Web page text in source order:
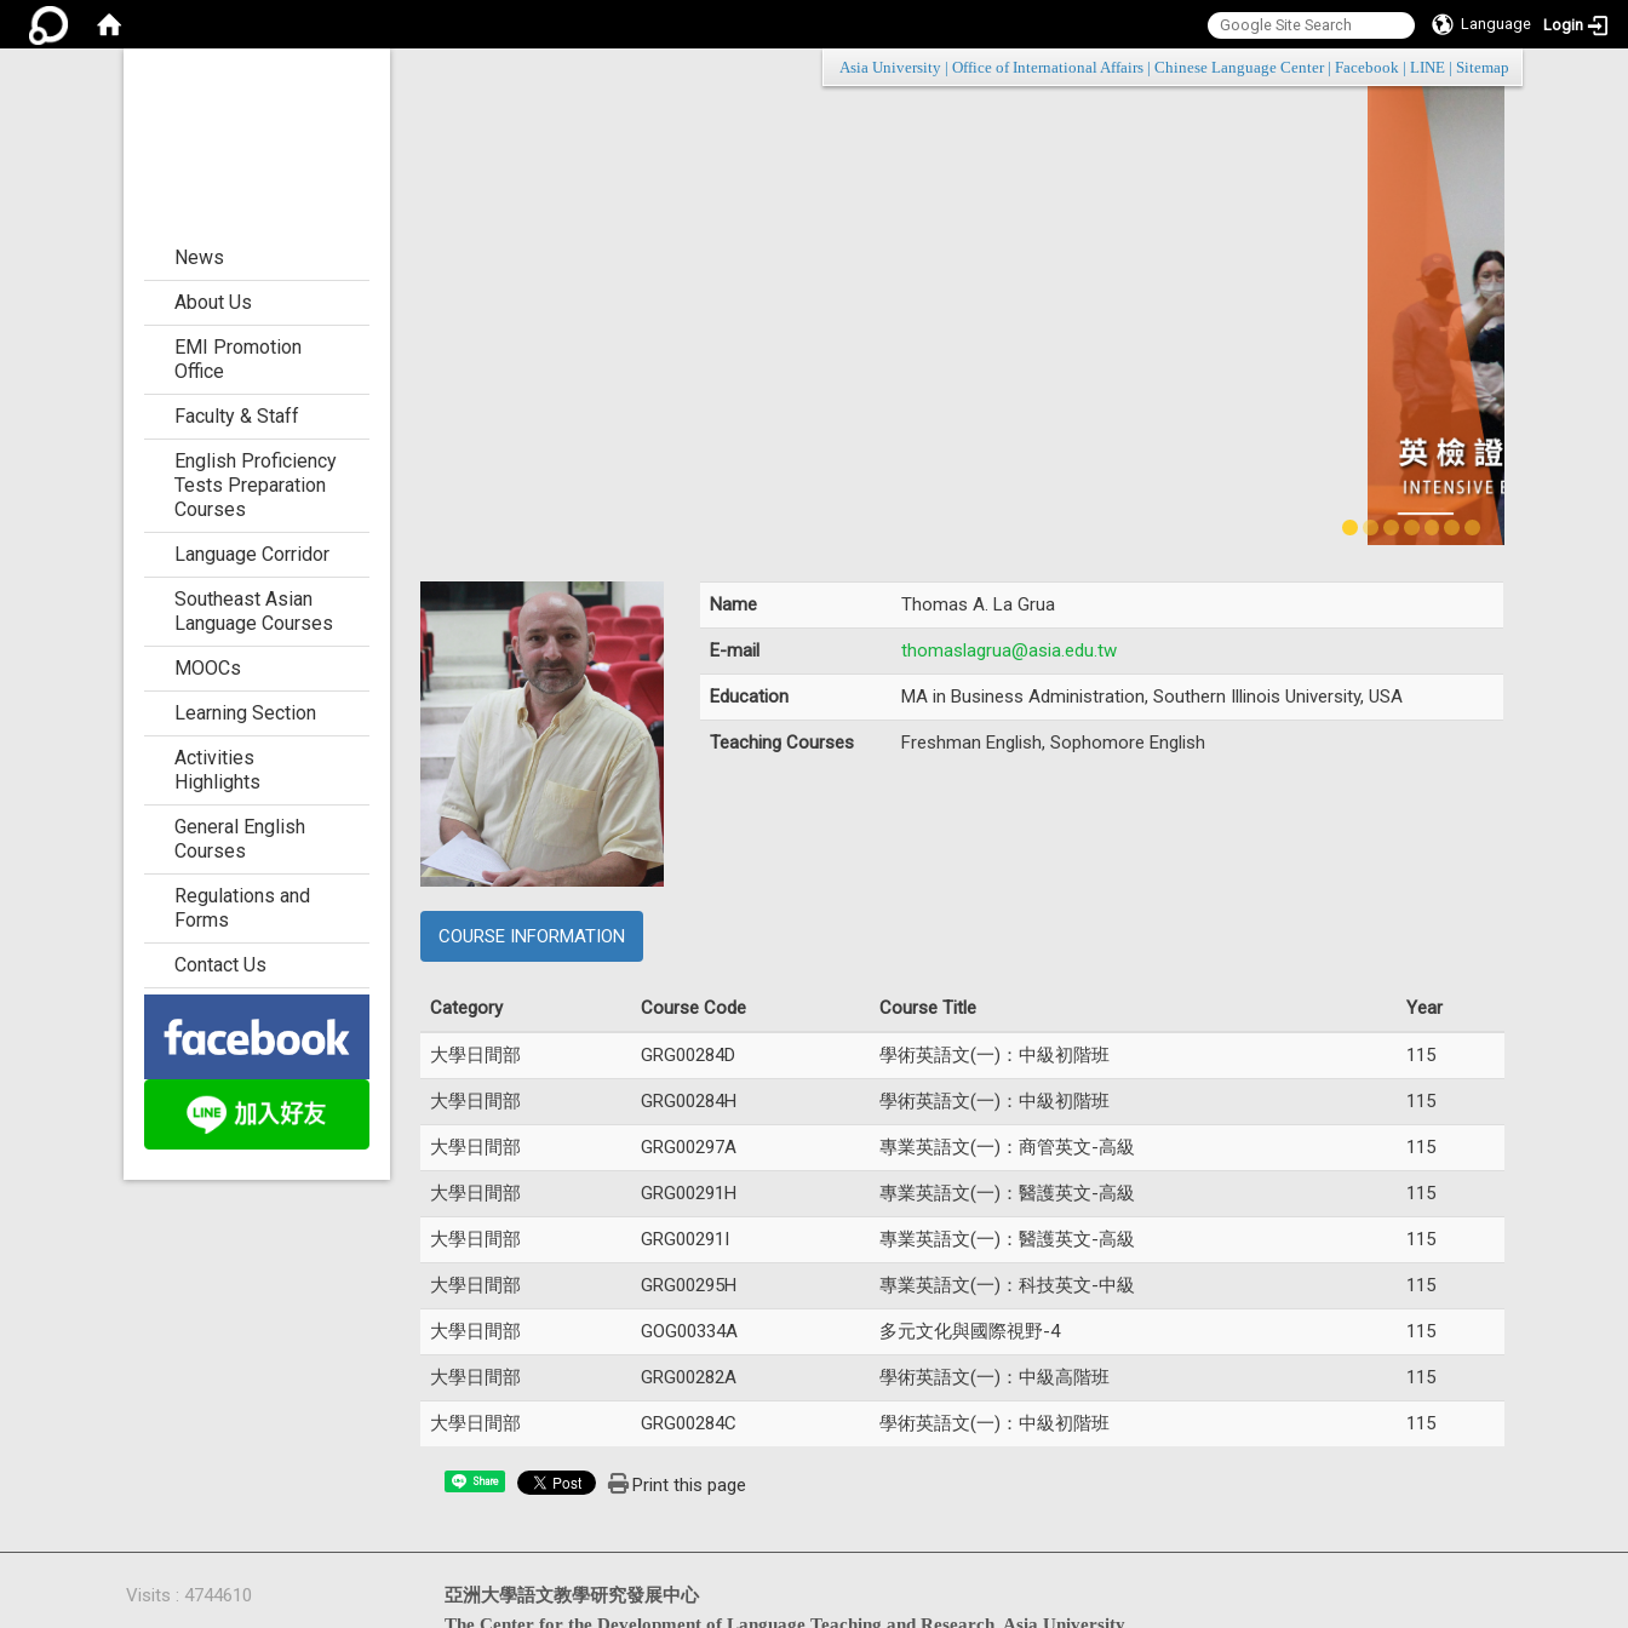
Language Login
:::
Asia University Office of International Affairs Chinese Language Center| Facebook LINE Sitemap
News
About Us
EMI Promotion
Office
Faculty & Staff
English Proficiency
Tests Preparation
Courses
Language Corridor
Southeast Asian
Language Courses
MOOCs
Learning Section
Activities
Highlights
General English
Courses
Regulations and
Forms
Contact Us
Name Thomas A. La Grua
E-mail thomaslagrua@asia.edu.tw
Education MA in Business Administration, Southern Illinois University, USA
Teaching Courses Freshman English, Sophomore English
COURSE INFORMATION
Category Course Code Course Title Year
大學日間部 GRG00284D 學術英語文(一)：中級初階班 115
大學日間部 GRG00284H 學術英語文(一)：中級初階班 115
大學日間部 GRG00297A 專業英語文(一)：商管英文-高級 115
大學日間部 GRG00291H 專業英語文(一)：醫護英文-高級 115
大學日間部 GRG00291I 專業英語文(一)：醫護英文-高級 115
大學日間部 GRG00295H 專業英語文(一)：科技英文-中級 115
大學日間部 GOG00334A 多元文化與國際視野-4 115
大學日間部 GRG00282A 學術英語文(一)：中級高階班 115
大學日間部 GRG00284C 學術英語文(一)：中級初階班 115
Share Print this page
亞洲大學語文教學研究發展中心
The Center for the Development of Language Teaching and Research, Asia University
Visits : 4744610